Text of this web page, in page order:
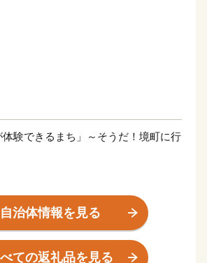
体験できるまち」～そうだ！境町に行
ある町です。利根川と江戸川の分岐点
代には水運を活かした利根川随一の
して、人や文物が行き交う文化交流の
自治体情報を見る
ての返礼品を見る